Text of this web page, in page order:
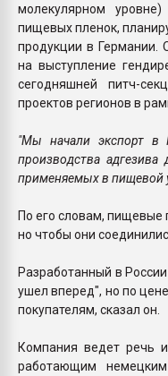
молекулярном
пищевых пленок,
продукции в
на выступление
сегодняшней питч-
проектов регионов в
"Мы начали экспорт в
производства
применяемых в пищевой
По его словам, пищевые
но чтобы они
Разработанный в
ушел вперед", но по
покупателям, сказал он.
Компания ведет речь
работающим